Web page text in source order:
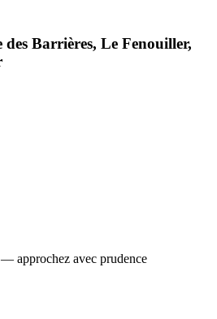
Barrières, Le Fenouiller,
approchez avec prudence